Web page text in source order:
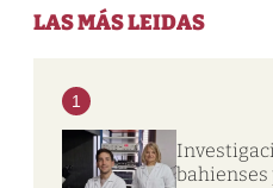
LAS MÁS LEIDAS
1
bahienses